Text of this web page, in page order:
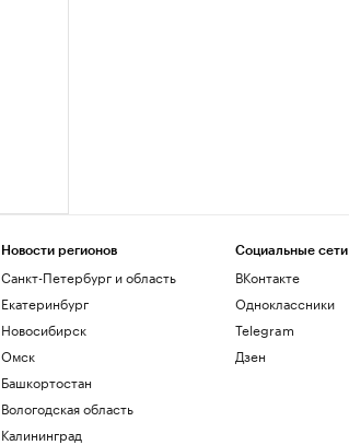
Новости регионов
Санкт-Петербург и область
Екатеринбург
Новосибирск
Омск
Башкортостан
Вологодская область
Калининград
Социальные сети
ВКонтакте
Одноклассники
Telegram
Дзен